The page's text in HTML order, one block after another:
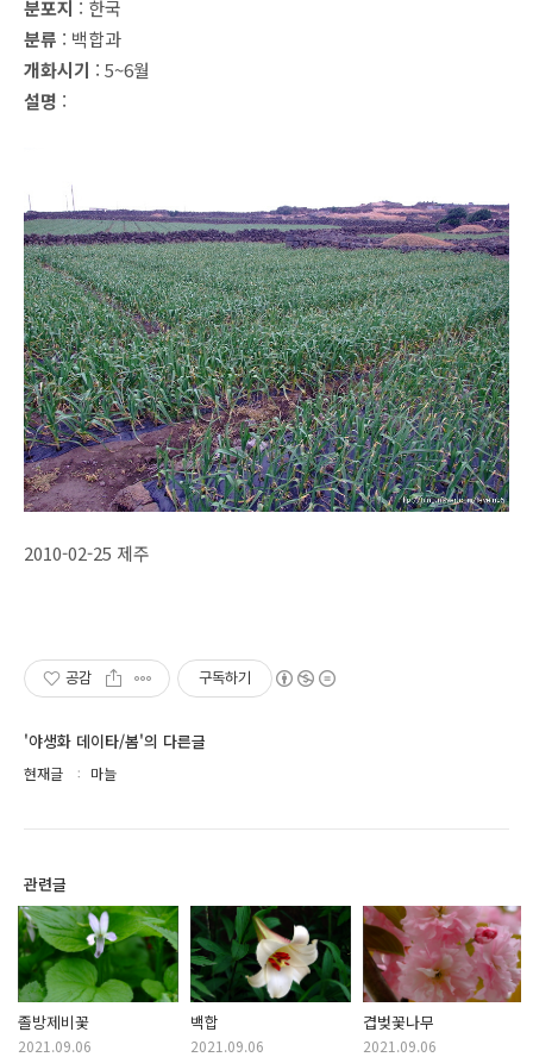
분포지 : 한국
분류 : 백합과
개화시기 : 5~6월
설명 :
2010-02-25 제주
공감 구독하기
'야생화 데이타/봄'의 다른글
현재글 마늘
관련글
졸방제비꽃
2021.09.06
백합
2021.09.06
겹벚꽃나무
2021.09.06